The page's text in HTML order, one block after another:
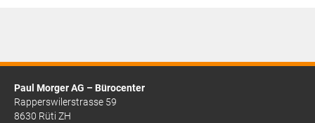
Paul Morger AG – Bürocenter
Rapperswilerstrasse 59
8630 Rüti ZH